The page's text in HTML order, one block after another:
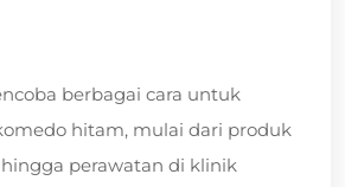
berbagai cara untuk
hitam, mulai dari produk
perawatan di klinik